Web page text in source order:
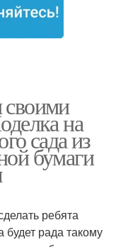
на
сада из
бумаги
ребята
рада такому